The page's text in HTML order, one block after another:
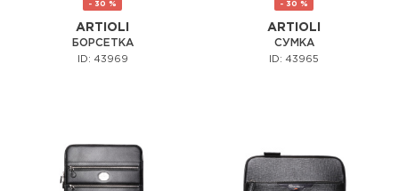
- 30 %
ARTIOLI
БОРСЕТКА
ID: 43969
- 30 %
ARTIOLI
СУМКА
ID: 43965